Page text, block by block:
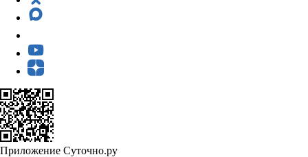
Приложение Суточно.ру